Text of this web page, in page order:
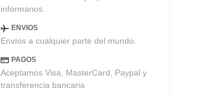
infórmanos.
ENVIOS
Envíos a cualquier parte del mundo.
PAGOS
Aceptamos Visa, MasterCard, Paypal y
transferencia bancaria